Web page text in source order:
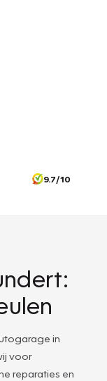
9.7/10
in
voor
reparaties en